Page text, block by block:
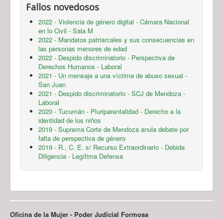
Fallos novedosos
2022 - Violencia de género digital - Cámara Nacional
en lo Civil - Sala M
2022 - Mandatos patriarcales y sus consecuencias en
las personas menores de edad
2022 - Despido discriminatorio - Perspectiva de
Derechos Humanos - Laboral
2021 - Un mensaje a una víctima de abuso sexual -
San Juan
2021 - Despido discriminatorio - SCJ de Mendoza -
Laboral
2020 - Tucumán - Pluriparentalidad - Derecho a la
identidad de los niños
2019 - Suprema Corte de Mendoza anula debate por
falta de perspectiva de género
2019 - R., C. E. s/ Recurso Extraordinario - Debida
Diligencia - Legítima Defensa
Oficina de la Mujer - Poder Judicial Formosa